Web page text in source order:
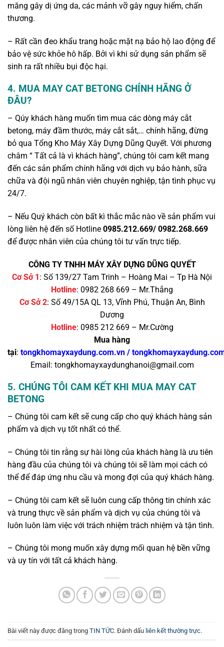
măng gây dị ứng da, các mảnh vỡ gây nguy hiểm, chấn
thương.
– Rất cần đeo khẩu trang hoặc mặt nạ bảo hộ lao động để
bảo vệ sức khỏe hô hấp. Bởi vì khi sử dụng sản phẩm sẽ
sinh ra rất nhiều bụi độc hại.
4. MUA MAY CAT BETONG CHÍNH HÃNG Ở
ĐÂU?
– Qúy khách hàng muốn tìm mua các dòng máy cắt
betong, máy đầm thước, máy cắt sắt,… chính hãng, đừng
bỏ qua Tổng Kho Máy Xây Dựng Dũng Quyết. Với phương
châm “ Tất cả là vì khách hàng”, chúng tôi cam kết mang
đến các sản phẩm chính hãng với dịch vụ bảo hành, sữa
chữa và đội ngũ nhân viên chuyên nghiệp, tận tình phục vụ
24/7.
– Nếu Quý khách còn bất kì thắc mắc nào về sản phẩm vui
lòng liên hệ đến số Hotline 0985.212.669/ 0982.268.669
để được nhân viên của chúng tôi tư vấn trực tiếp.
CÔNG TY TNHH MÁY XÂY DỰNG DŨNG QUYẾT
Cơ Sở 1: Số 139/27 Tam Trinh – Hoàng Mai – Tp Hà Nội
Hotline: 0982 268 669 – Mr.Thắng
Cơ Sở 2: Số 49/15A QL 13, Vĩnh Phú, Thuận An, Bình
Dương
Hotline: 0985 212 669 – Mr.Cường
Mua hàng
tại: tongkhomayxaydung.com.vn /
Email: tongkhomayxaydunghanoi@gmail.com
5. CHÚNG TÔI CAM KẾT KHI MUA MAY CAT
BETONG
– Chúng tôi cam kết sẽ cung cấp cho quý khách hàng sản
phẩm và dịch vụ tốt nhất có thể.
– Chúng tôi tin rằng sự hài lòng của khách hàng là ưu tiên
hàng đầu của chúng tôi và chúng tôi sẽ làm mọi cách có
thể để đáp ứng nhu cầu và mong đợi của quý khách hàng.
– Chúng tôi cam kết sẽ luôn cung cấp thông tin chính xác
và trung thực về sản phẩm và dịch vụ của chúng tôi và
luôn luôn làm việc với trách nhiệm trách nhiệm và tận tình.
– Chúng tôi mong muốn xây dựng mối quan hệ bền vững
và uy tín với tất cả khách hàng.
Bài viết này được đăng trong TIN TỨC. Đánh dấu liên kết thường trực.